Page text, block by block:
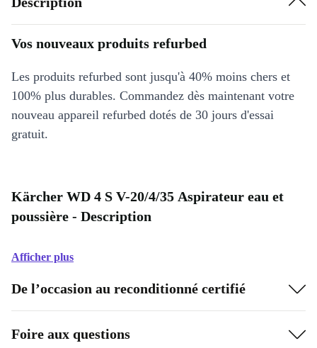
Vos nouveaux produits refurbed
Les produits refurbed sont jusqu'à 40% moins chers et
100% plus durables. Commandez dès maintenant votre
nouveau appareil refurbed dotés de 30 jours d'essai
gratuit.
Kärcher WD 4 S V-20/4/35 Aspirateur eau et
poussière - Description
Afficher plus
De l’occasion au reconditionné certifié
Foire aux questions